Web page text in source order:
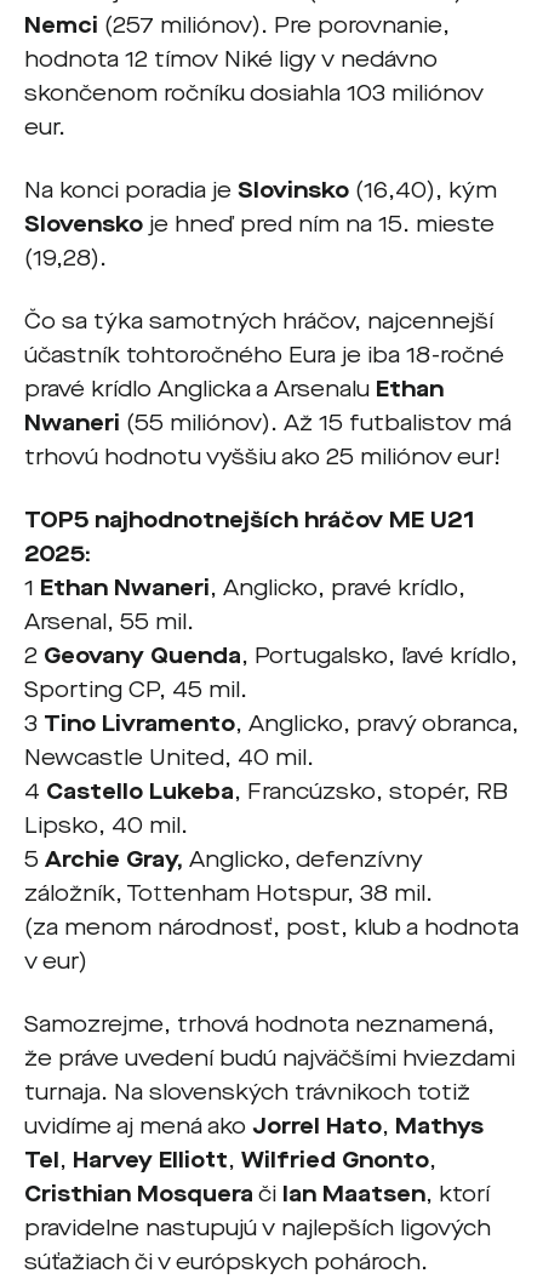
Nemci (257 miliónov). Pre porovnanie,
hodnota 12 tímov Niké ligy v nedávno
skončenom ročníku dosiahla 103 miliónov
eur.
Na konci poradia je Slovinsko (16,40), kým
Slovensko je hneď pred ním na 15. mieste
(19,28).
Čo sa týka samotných hráčov, najcennejší
účastník tohtoročného Eura je iba 18-ročné
pravé krídlo Anglicka a Arsenalu Ethan
Nwaneri (55 miliónov). Až 15 futbalistov má
trhovú hodnotu vyššiu ako 25 miliónov eur!
TOP5 najhodnotnejších hráčov ME U21
2025:
1 Ethan Nwaneri, Anglicko, pravé krídlo,
Arsenal, 55 mil.
2 Geovany Quenda, Portugalsko, ľavé krídlo,
Sporting CP, 45 mil.
3 Tino Livramento, Anglicko, pravý obranca,
Newcastle United, 40 mil.
4 Castello Lukeba, Francúzsko, stopér, RB
Lipsko, 40 mil.
5 Archie Gray, Anglicko, defenzívny
záložník, Tottenham Hotspur, 38 mil.
(za menom národnosť, post, klub a hodnota
v eur)
Samozrejme, trhová hodnota neznamená,
že práve uvedení budú najväčšími hviezdami
turnaja. Na slovenských trávnikoch totiž
uvidíme aj mená ako Jorrel Hato, Mathys
Tel, Harvey Elliott, Wilfried Gnonto,
Cristhian Mosquera či Ian Maatsen, ktorí
pravidelne nastupujú v najlepších ligových
súťažiach či v európskych pohároch.